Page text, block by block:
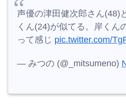
声優の津田健次郎さん(48)
くん(24)が似てる。岸くん
って感じ pic.twitter.com/
— みつの (@_mitsumeno)